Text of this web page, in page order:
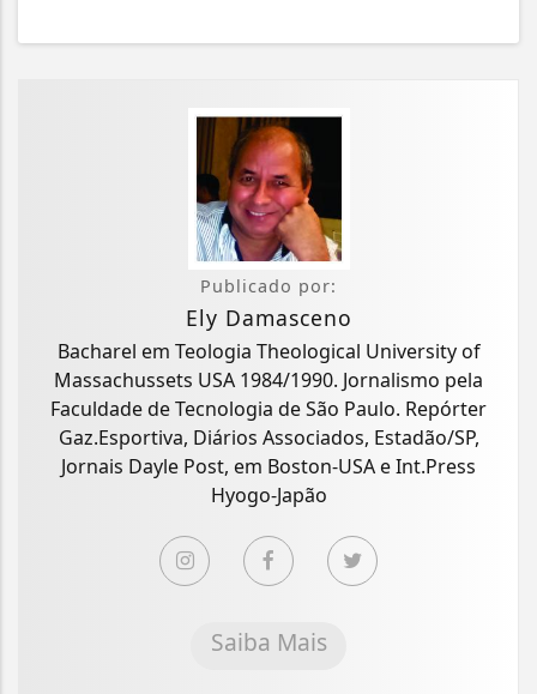
Publicado por:
Ely Damasceno
Bacharel em Teologia Theological University of
Massachussets USA 1984/1990. Jornalismo pela
Faculdade de Tecnologia de São Paulo. Repórter
Gaz.Esportiva, Diários Associados, Estadão/SP,
Jornais Dayle Post, em Boston-USA e Int.Press
Hyogo-Japão
Saiba Mais